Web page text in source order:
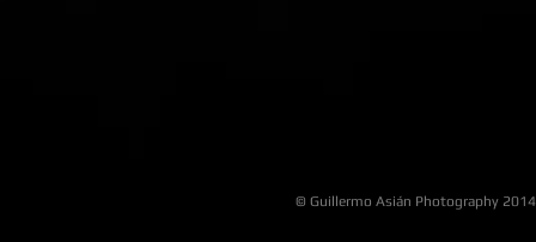
© Guillermo Asián Photography